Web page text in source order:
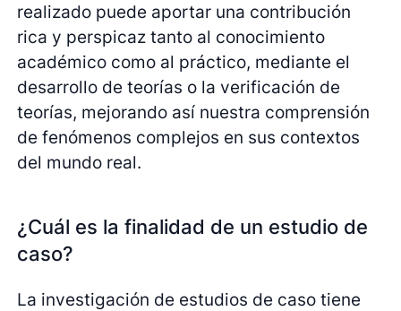
realizado puede aportar una contribución
rica y perspicaz tanto al conocimiento
académico como al práctico, mediante el
desarrollo de teorías o la verificación de
teorías, mejorando así nuestra comprensión
de fenómenos complejos en sus contextos
del mundo real.
¿Cuál es la finalidad de un estudio de
caso?
La investigación de estudios de caso tiene